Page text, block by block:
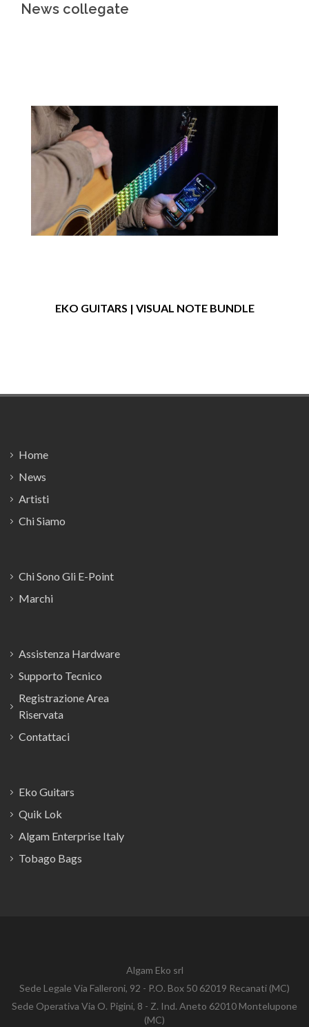
News collegate
EKO GUITARS | VISUAL NOTE BUNDLE
Home
News
Artisti
Chi Siamo
Chi Sono Gli E-Point
Marchi
Assistenza Hardware
Supporto Tecnico
Registrazione Area
Riservata
Contattaci
Eko Guitars
Quik Lok
Algam Enterprise Italy
Tobago Bags
Algam Eko srl
Sede Legale Via Falleroni, 92 - P.O. Box 50 62019 Recanati (MC)
Sede Operativa Via O. Pigini, 8 - Z. Ind. Aneto 62010 Montelupone
(MC)